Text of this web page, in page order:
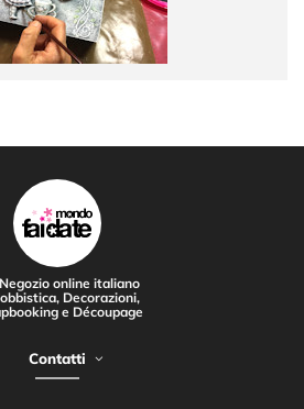
Negozio online italiano
Decorazioni,
e Découpage
Contatti